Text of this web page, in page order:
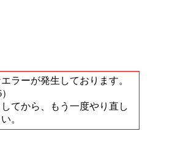
ラーが発生しております。
てから、もう一度やり直し
。